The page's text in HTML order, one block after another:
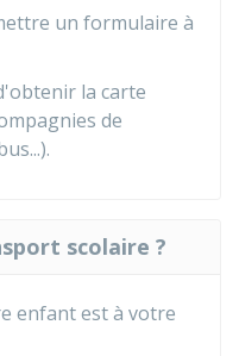
un formulaire à
la carte
de
scolaire ?
enfant est à votre